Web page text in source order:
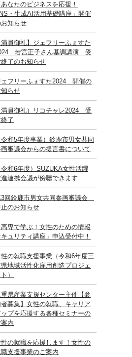
あなたのビジネスを応援！
・生成AI活用基礎講座」開催
知らせ
満員御礼】ジェフリーふぇすた
若宮正子さん基調講演 受
了のお知らせ
ェフリーふぇすた2024 開催の
知らせ
満員御礼）リコチャレ2024 受
了
令和5年度事業）鈴鹿市男女共同
審議会からの提言書について
令和6年度）SUZUKA女性活躍
連携会議が傍聴できます
3回鈴鹿市男女共同参画審議会
のお知らせ
高専で学ぶ！女性のための情報
キュリティ講座」申込受付中！
の就職支援事業（令和6年度三
地域活性化雇用創造プロジェ
）
県産業支援センター主催【参
者募集】女性の就職、キャリア
ップを応援する各種セミナーの
案内
の就職を応援します！女性の
支援事業のご案内